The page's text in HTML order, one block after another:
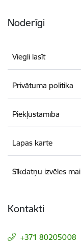
Noderīgi
Viegli lasīt
Privātuma politika
Piekļūstamība
Lapas karte
Sīkdatņu izvēles
Kontakti
+371 80205008